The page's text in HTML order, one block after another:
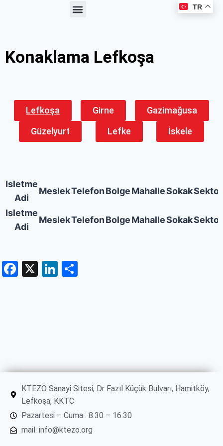
Konaklama Lefkoşa
Lefkoşa Girne
Gazimağusa
Güzelyurt
Lefke İskele
Isletme
Adi
MeslekTelefonBolgeMahalleSokakSektor
Isletme
Adi
MeslekTelefonBolgeMahalleSokakSektor
Facebook
X LinkedIn
KTEZO Sanayi Sitesi, Dr Fazıl Küçük Bulvarı, Hamitköy,
Lefkoşa, KKTC
Pazartesi – Cuma : 8.30 – 16.30
mail: info@ktezo.org
TR